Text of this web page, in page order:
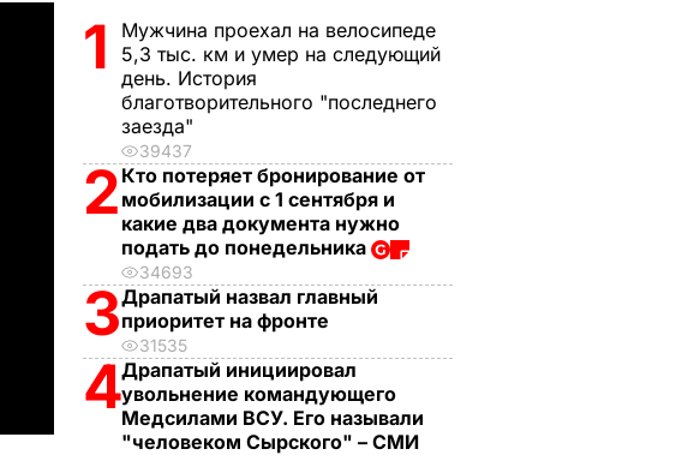
1
Мужчина проехал на велосипеде
5,3 тыс. км и умер на следующий
день. История
благотворительного "последнего
заезда"
39437
2 Кто потеряет бронирование от
мобилизации с 1 сентября и
какие два документа нужно
подать до понедельника
34693
3Драпатый назвал главный
приоритет на фронте
31535
4Драпатый инициировал
увольнение командующего
Медсилами ВСУ. Его называли
"человеком Сырского" – СМИ